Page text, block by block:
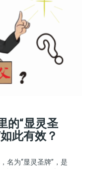
的“显灵圣
此有效？
名为“显灵圣牌”，是